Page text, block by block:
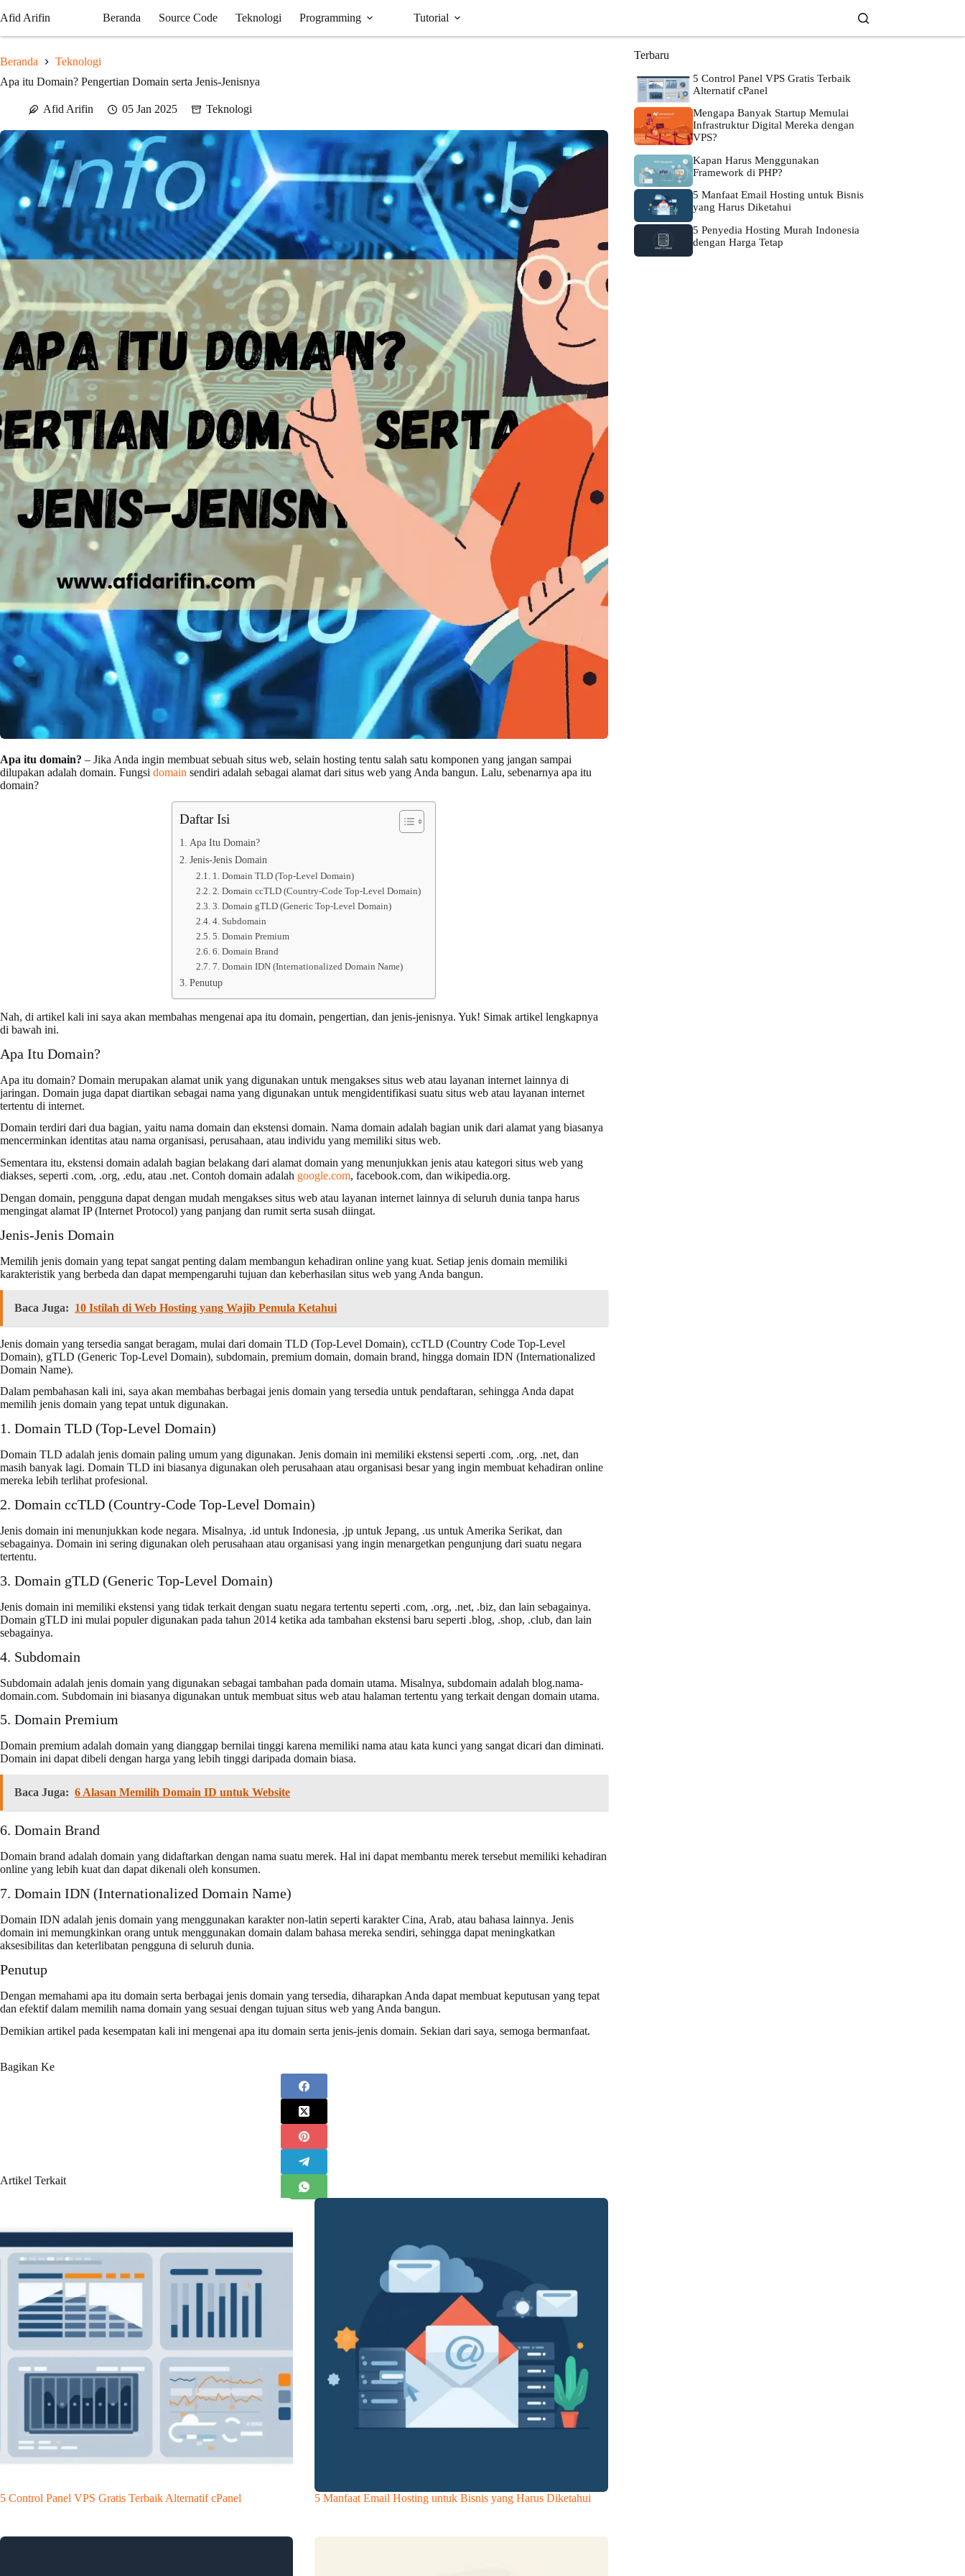
to
Afid Arifin Beranda Source Code Teknologi Programming Tutorial
Beranda
Teknologi
Apa itu Domain? Pengertian Domain serta Jenis-Jenisnya
Afid Arifin 05 Jan 2025 Teknologi
Apa itu domain? – Jika Anda ingin membuat sebuah situs web, selain hosting tentu salah satu komponen yang jangan sampai
dilupakan adalah domain. Fungsi domain sendiri adalah sebagai alamat dari situs web yang Anda bangun. Lalu, sebenarnya apa itu
domain?
Daftar Isi
Apa Itu Domain?
Jenis-Jenis Domain
1. Domain TLD (Top-Level Domain)
2. Domain ccTLD (Country-Code Top-Level Domain)
3. Domain gTLD (Generic Top-Level Domain)
4. Subdomain
5. Domain Premium
6. Domain Brand
7. Domain IDN (Internationalized Domain Name)
Penutup
Nah, di artikel kali ini saya akan membahas mengenai apa itu domain, pengertian, dan jenis-jenisnya. Yuk! Simak artikel lengkapnya
di bawah ini.
Apa Itu Domain?
Apa itu domain? Domain merupakan alamat unik yang digunakan untuk mengakses situs web atau layanan internet lainnya di
jaringan. Domain juga dapat diartikan sebagai nama yang digunakan untuk mengidentifikasi suatu situs web atau layanan internet
tertentu di internet.
Domain terdiri dari dua bagian, yaitu nama domain dan ekstensi domain. Nama domain adalah bagian unik dari alamat yang biasanya
mencerminkan identitas atau nama organisasi, perusahaan, atau individu yang memiliki situs web.
Sementara itu, ekstensi domain adalah bagian belakang dari alamat domain yang menunjukkan jenis atau kategori situs web yang
diakses, seperti .com, .org, .edu, atau .net. Contoh domain adalah google.com, facebook.com, dan wikipedia.org.
Dengan domain, pengguna dapat dengan mudah mengakses situs web atau layanan internet lainnya di seluruh dunia tanpa harus
mengingat alamat IP (Internet Protocol) yang panjang dan rumit serta susah diingat.
Jenis-Jenis Domain
Memilih jenis domain yang tepat sangat penting dalam membangun kehadiran online yang kuat. Setiap jenis domain memiliki
karakteristik yang berbeda dan dapat mempengaruhi tujuan dan keberhasilan situs web yang Anda bangun.
Baca Juga: 10 Istilah di Web Hosting yang Wajib Pemula Ketahui
Jenis domain yang tersedia sangat beragam, mulai dari domain TLD (Top-Level Domain), ccTLD (Country Code Top-Level
Domain), gTLD (Generic Top-Level Domain), subdomain, premium domain, domain brand, hingga domain IDN (Internationalized
Domain Name).
Dalam pembahasan kali ini, saya akan membahas berbagai jenis domain yang tersedia untuk pendaftaran, sehingga Anda dapat
memilih jenis domain yang tepat untuk digunakan.
1. Domain TLD (Top-Level Domain)
Domain TLD adalah jenis domain paling umum yang digunakan. Jenis domain ini memiliki ekstensi seperti .com, .org, .net, dan
masih banyak lagi. Domain TLD ini biasanya digunakan oleh perusahaan atau organisasi besar yang ingin membuat kehadiran online
mereka lebih terlihat profesional.
2. Domain ccTLD (Country-Code Top-Level Domain)
Jenis domain ini menunjukkan kode negara. Misalnya, .id untuk Indonesia, .jp untuk Jepang, .us untuk Amerika Serikat, dan
sebagainya. Domain ini sering digunakan oleh perusahaan atau organisasi yang ingin menargetkan pengunjung dari suatu negara
tertentu.
3. Domain gTLD (Generic Top-Level Domain)
Jenis domain ini memiliki ekstensi yang tidak terkait dengan suatu negara tertentu seperti .com, .org, .net, .biz, dan lain sebagainya.
Domain gTLD ini mulai populer digunakan pada tahun 2014 ketika ada tambahan ekstensi baru seperti .blog, .shop, .club, dan lain
sebagainya.
4. Subdomain
Subdomain adalah jenis domain yang digunakan sebagai tambahan pada domain utama. Misalnya, subdomain adalah blog.nama-
domain.com. Subdomain ini biasanya digunakan untuk membuat situs web atau halaman tertentu yang terkait dengan domain utama.
5. Domain Premium
Domain premium adalah domain yang dianggap bernilai tinggi karena memiliki nama atau kata kunci yang sangat dicari dan diminati.
Domain ini dapat dibeli dengan harga yang lebih tinggi daripada domain biasa.
Baca Juga: 6 Alasan Memilih Domain ID untuk Website
6. Domain Brand
Domain brand adalah domain yang didaftarkan dengan nama suatu merek. Hal ini dapat membantu merek tersebut memiliki kehadiran
online yang lebih kuat dan dapat dikenali oleh konsumen.
7. Domain IDN (Internationalized Domain Name)
Domain IDN adalah jenis domain yang menggunakan karakter non-latin seperti karakter Cina, Arab, atau bahasa lainnya. Jenis
domain ini memungkinkan orang untuk menggunakan domain dalam bahasa mereka sendiri, sehingga dapat meningkatkan
aksesibilitas dan keterlibatan pengguna di seluruh dunia.
Penutup
Dengan memahami apa itu domain serta berbagai jenis domain yang tersedia, diharapkan Anda dapat membuat keputusan yang tepat
dan efektif dalam memilih nama domain yang sesuai dengan tujuan situs web yang Anda bangun.
Demikian artikel pada kesempatan kali ini mengenai apa itu domain serta jenis-jenis domain. Sekian dari saya, semoga bermanfaat.
Bagikan Ke
Artikel Terkait
5 Control Panel VPS Gratis Terbaik Alternatif cPanel 5 Manfaat Email Hosting untuk Bisnis yang Harus Diketahui
Terbaru
5 Control Panel VPS Gratis Terbaik
Alternatif cPanel
Mengapa Banyak Startup Memulai
Infrastruktur Digital Mereka dengan
VPS?
Kapan Harus Menggunakan
Framework di PHP?
5 Manfaat Email Hosting untuk Bisnis
yang Harus Diketahui
5 Penyedia Hosting Murah Indonesia
dengan Harga Tetap